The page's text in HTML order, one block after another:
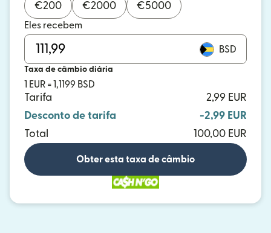
€200 €2000 €5000
Eles recebem
BSD
Taxa de câmbio diária
1 EUR = 1,1199 BSD
Tarifa
2,99 EUR
Desconto de tarifa
-2,99 EUR
Total
100,00 EUR
Obter esta taxa de câmbio